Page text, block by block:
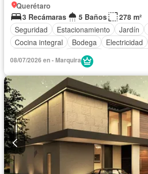
Querétaro
3 Recámaras
5 Baños
278 m²
Seguridad
Estacionamiento Jardín
Cocina integral
Bodega Electricidad
Despacho
08/07/2026 en - Marquira